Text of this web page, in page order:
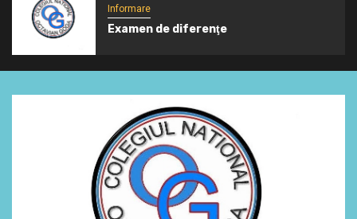
Informare
Examen de diferenţe